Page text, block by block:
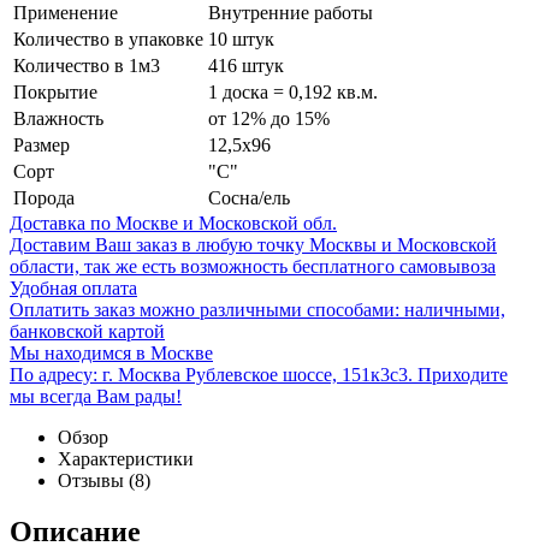
Применение
Внутренние работы
Количество в упаковке 10 штук
Количество в 1м3
416 штук
Покрытие
1 доска = 0,192 кв.м.
Влажность
от 12% до 15%
Размер
12,5x96
Сорт
"С"
Порода
Сосна/ель
Доставка по Москве и Московской обл.
Доставим Ваш заказ в любую точку Москвы и Московской
области, так же есть возможность бесплатного самовывоза
Удобная оплата
Оплатить заказ можно различными способами: наличными,
банковской картой
Мы находимся в Москве
По адресу: г. Москва Рублевское шоссе, 151к3с3. Приходите
мы всегда Вам рады!
Обзор
Характеристики
Отзывы (8)
Описание